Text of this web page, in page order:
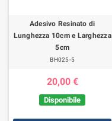
Adesivo Resinato di
Lunghezza 10cm e Larghezza
5cm
BH025-5
20,00 €
Disponibile